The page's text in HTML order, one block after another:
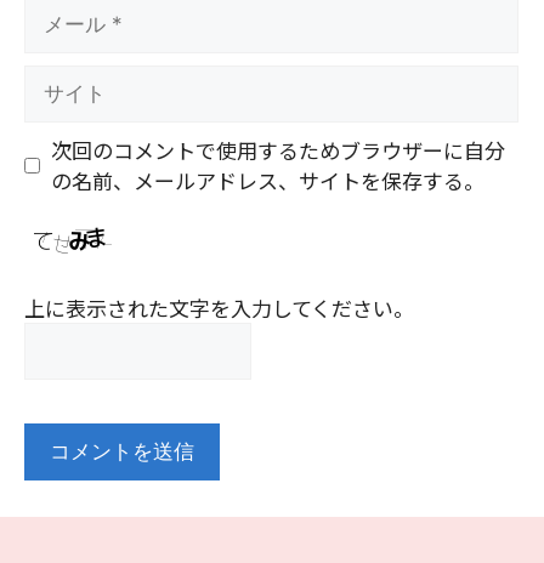
次回のコメントで使用するためブラウザーに自分
の名前、メールアドレス、サイトを保存する。
上に表示された文字を入力してください。